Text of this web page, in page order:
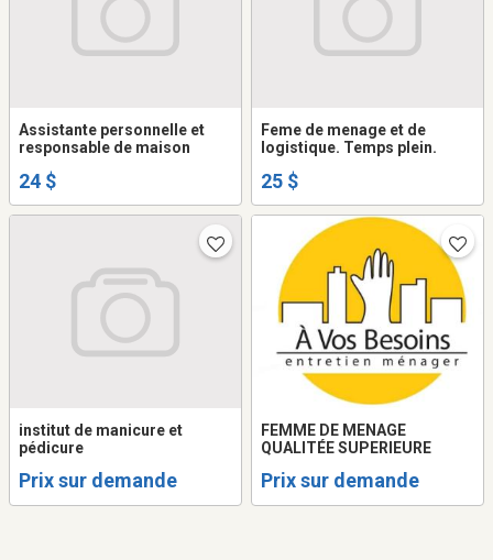
Assistante personnelle et
responsable de maison
24 $
Feme de menage et de
logistique. Temps plein.
25 $
institut de manicure et
pédicure
Prix sur demande
FEMME DE MENAGE
QUALITÉE SUPERIEURE
Prix sur demande